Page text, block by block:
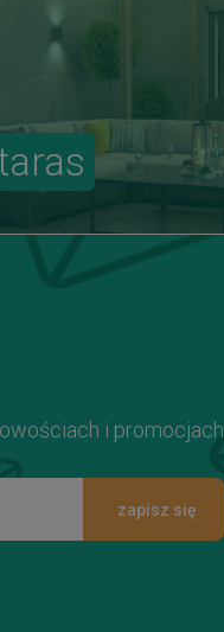
i promocjach
zapisz się